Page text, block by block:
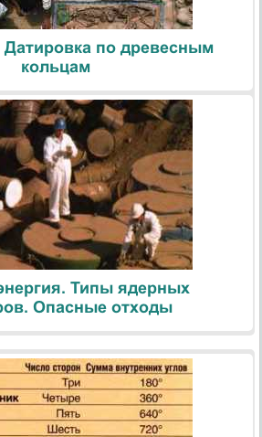
Датировка по древесным
кольцам
Типы ядерных
Опасные отходы